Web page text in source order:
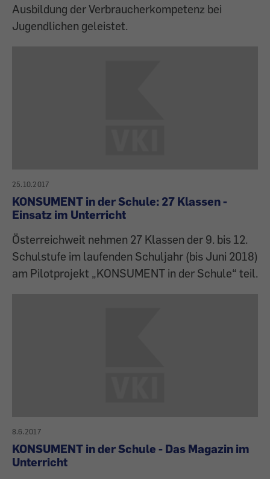
Ausbildung der Verbraucherkompetenz bei
Jugendlichen geleistet.
25.10.2017
KONSUMENT in der Schule: 27 Klassen -
Einsatz im Unterricht
Österreichweit nehmen 27 Klassen der 9. bis 12.
Schulstufe im laufenden Schuljahr (bis Juni 2018)
am Pilotprojekt „KONSUMENT in der Schule“ teil.
8.6.2017
KONSUMENT in der Schule - Das Magazin im
Unterricht